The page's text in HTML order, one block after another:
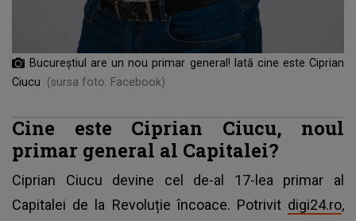
Bucureștiul are un nou primar general! Iată cine este Ciprian
Ciucu
(sursa foto: Facebook)
Cine este Ciprian Ciucu, noul
primar general al Capitalei?
Ciprian Ciucu devine cel de-al 17-lea primar al
Capitalei de la Revoluție încoace. Potrivit digi24.ro,